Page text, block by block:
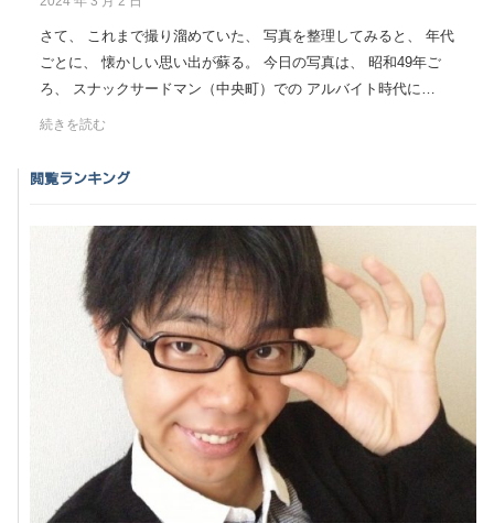
さて、 これまで撮り溜めていた、 写真を整理してみると、 年代
ごとに、 懐かしい思い出が蘇る。 今日の写真は、 昭和49年ご
ろ、 スナックサードマン（中央町）での アルバイト時代に…
続きを読む
閲覧ランキング